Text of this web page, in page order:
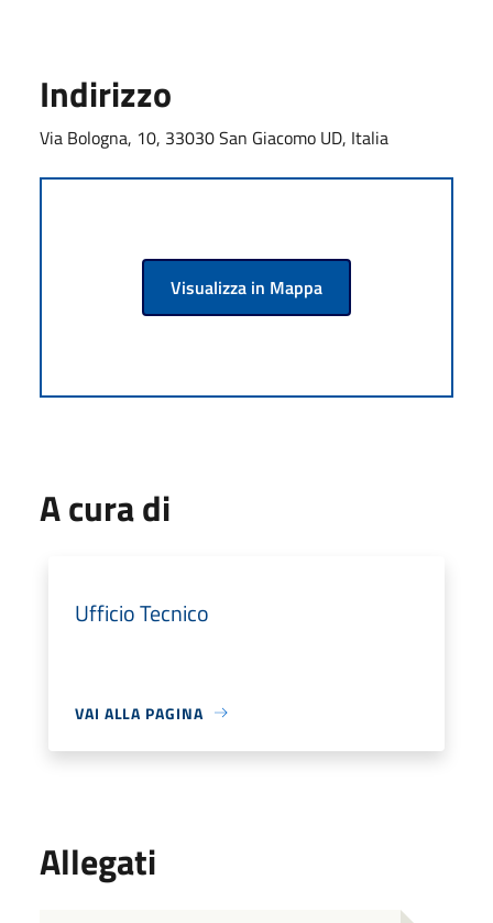
Indirizzo
Via Bologna, 10, 33030 San Giacomo UD, Italia
Visualizza in Mappa
A cura di
Ufficio Tecnico
VAI ALLA PAGINA
Allegati